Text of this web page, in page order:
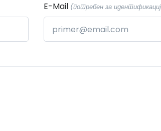
E-Mail (потребен за